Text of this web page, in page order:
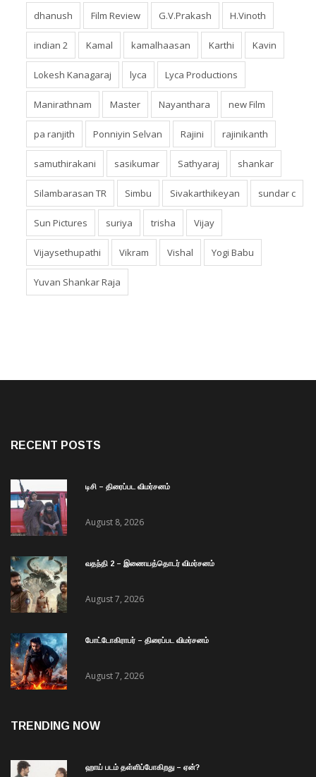
dhanush Film Review G.V.Prakash H.Vinoth
indian 2 Kamal kamalhaasan Karthi Kavin
Lokesh Kanagaraj lyca Lyca Productions
Manirathnam Master Nayanthara new Film
pa ranjith Ponniyin Selvan Rajini rajinikanth
samuthirakani sasikumar Sathyaraj shankar
Silambarasan TR Simbu Sivakarthikeyan sundar c
Sun Pictures suriya trisha Vijay
Vijaysethupathi Vikram Vishal Yogi Babu
Yuvan Shankar Raja
RECENT POSTS
டிசி – திரைப்பட விமர்சனம்
August 8, 2026
வதந்தி 2 – இணையத்தொடர் விமர்சனம்
August 7, 2026
போட்டோகிராபர் – திரைப்பட விமர்சனம்
August 7, 2026
TRENDING NOW
ஹாய் படம் தள்ளிப்போகிறது – ஏன்?